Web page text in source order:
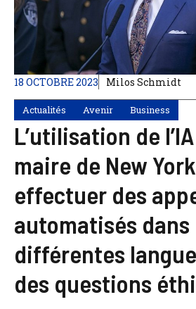
18 OCTOBRE 2023 Milos Schmidt
Actualités Avenir Business
L’utilisation de
maire de New
effectuer des
automatisés dans
différentes
des questions